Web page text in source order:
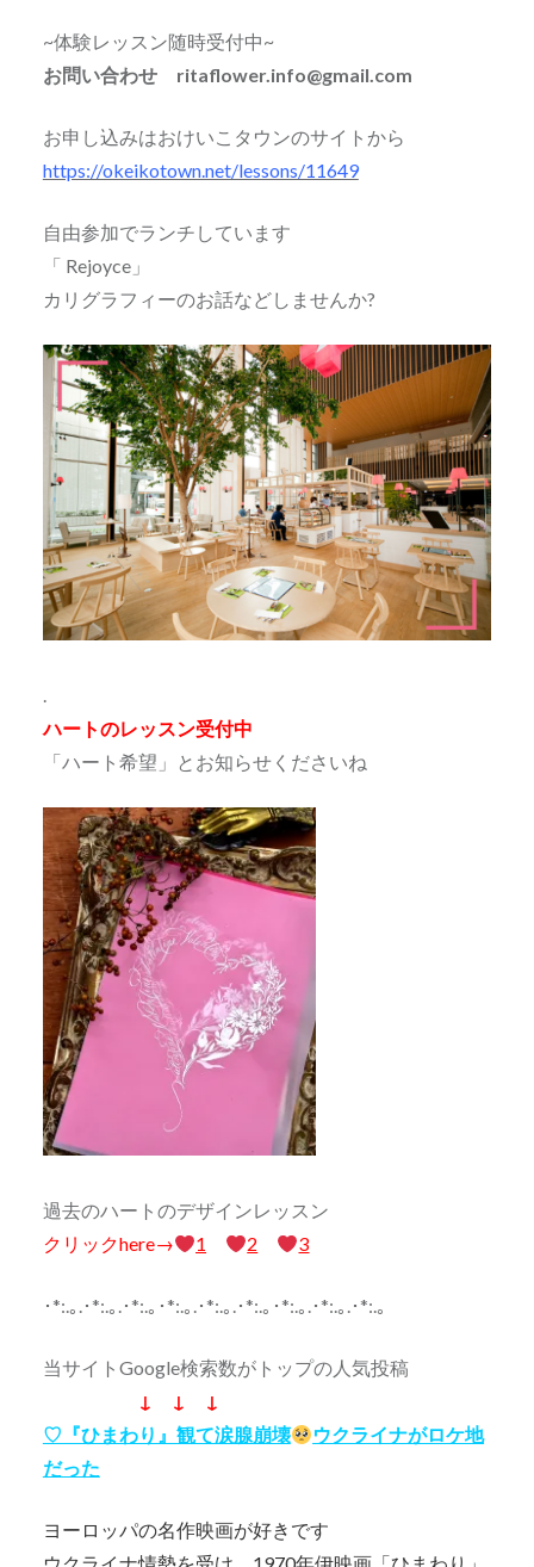
~体験レッスン随時受付中~
お問い合わせ ritaflower.info@gmail.com
お申し込みはおけいこタウンのサイトから
https://okeikotown.net/lessons/11649
自由参加でランチしています
「 Rejoyce」
カリグラフィーのお話などしませんか?
.
ハートのレッスン受付中
「ハート希望」とお知らせくださいね
過去のハートのデザインレッスン
クリックhere→
1 2 3
･*:.｡.･*:.｡.･*:.｡･*:.｡.･*:.｡.･*:.｡･*:.｡.･*:.｡.･*:.｡
当サイトGoogle検索数がトップの人気投稿
↓ ↓ ↓
♡『ひまわり』観て涙腺崩壊
ウクライナがロケ地
だった
ヨーロッパの名作映画が好きです